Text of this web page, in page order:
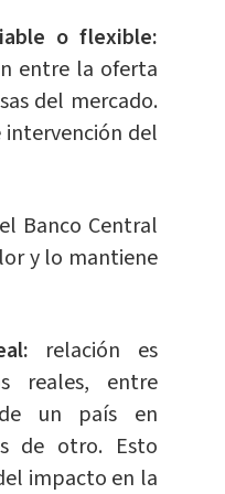
o flexible:
entre la oferta
del mercado.
intervención del
el Banco Central
y lo mantiene
relación es
reales, entre
un país en
de otro. Esto
impacto en la